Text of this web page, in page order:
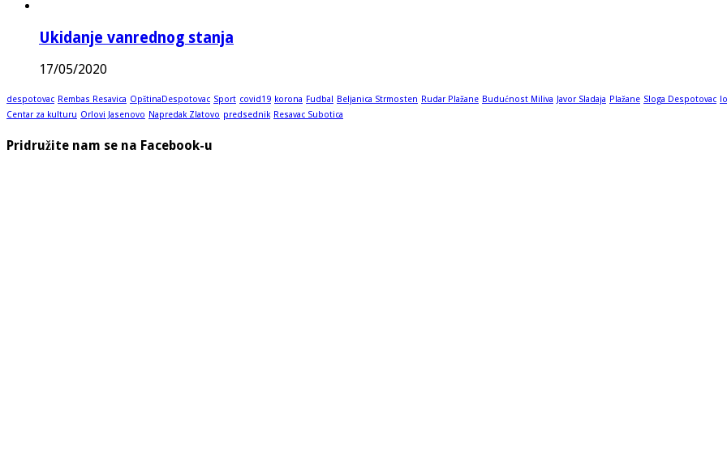
Ukidanje vanrednog stanja
17/05/2020
despotovac Rembas Resavica OpštinaDespotovac Sport covid19 korona Fudbal Beljanica Strmosten Rudar Plažane Budućnost Miliva Javor Sladaja Plažane Sloga Despotovac
Centar za kulturu Orlovi Jasenovo Napredak Zlatovo predsednik Resavac Subotica
Pridružite nam se na Facebook-u